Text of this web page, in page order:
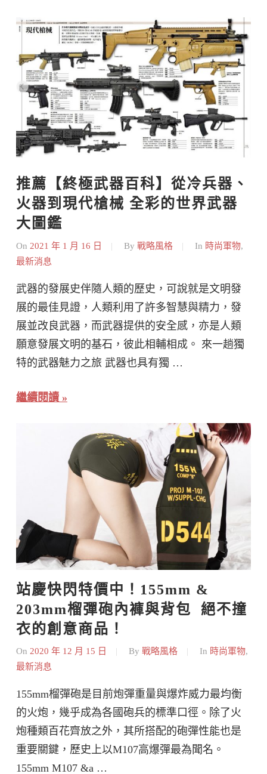
推薦【終極武器百科】從冷兵器、
火器到現代槍械 全彩的世界武器
大圖鑑
On 2021 年 1 月 16 日 By 戰略風格 In 時尚軍物,
最新消息
武器的發展史伴隨人類的歷史，可說就是文明發
展的最佳見證，人類利用了許多智慧與精力，發
展並改良武器，而武器提供的安全感，亦是人類
願意發展文明的基石，彼此相輔相成。 來一趟獨
特的武器魅力之旅 武器也具有獨 …
繼續閱讀
站慶快閃特價中！155mm &
203mm榴彈砲內褲與背包  絕不撞
衣的創意商品！
On 2020 年 12 月 15 日 By 戰略風格 In 時尚軍物,
最新消息
155mm榴彈砲是目前炮彈重量與爆炸威力最均衡
的火炮，幾乎成為各國砲兵的標準口徑。除了火
炮種類百花齊放之外，其所搭配的砲彈性能也是
重要關鍵，歷史上以M107高爆彈最為聞名。
155mm M107 &a …